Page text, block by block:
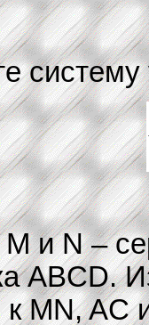
систему
и N –
ABCD.
MN, AC